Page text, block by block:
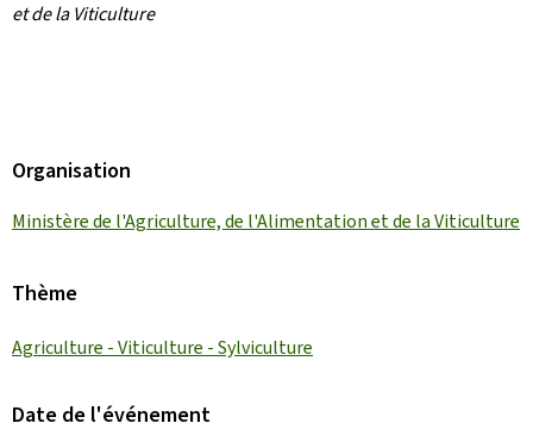
et de la Viticulture
Organisation
Ministère de l'Agriculture, de l'Alimentation et de la Viticulture
Thème
Agriculture - Viticulture - Sylviculture
Date de l'événement